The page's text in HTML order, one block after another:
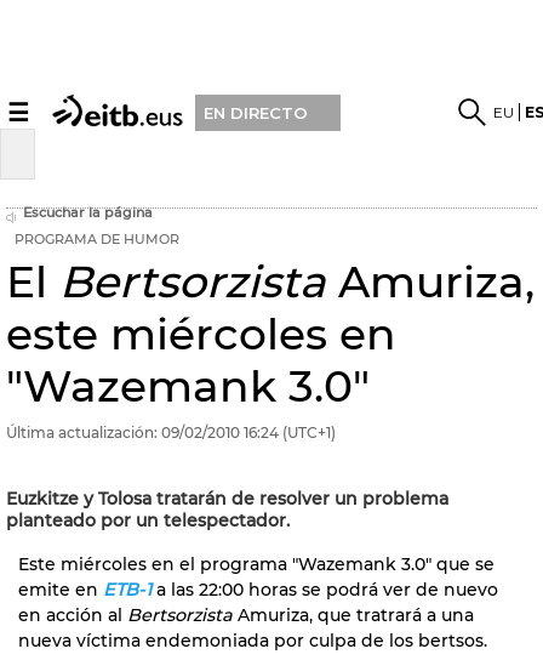
☰ EN DIRECTO EU
Escuchar la página
PROGRAMA DE HUMOR
El Bertsorzista Amuriza,
este miércoles en
"Wazemank 3.0"
Última actualización: 09/02/2010 16:24 (UTC+1)
Euzkitze y Tolosa tratarán de resolver un problema
planteado por un telespectador.
Este miércoles en el programa "Wazemank 3.0" que se
emite en ETB-1a las 22:00 horas se podrá ver de nuevo
en acción al Bertsorzista Amuriza, que tratrará a una
nueva víctima endemoniada por culpa de los bertsos.